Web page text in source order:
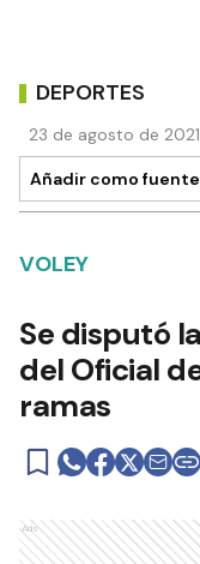
DEPORTES
23 de agosto de
Añadir como
VOLEY
Se disputó
del Oficial
ramas
Ads